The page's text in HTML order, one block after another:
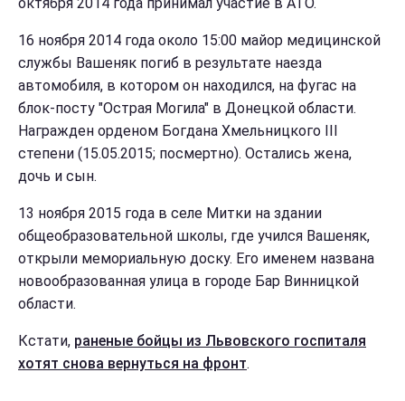
16 ноября 2014 года около 15:00 майор медицинской
службы Вашеняк погиб в результате наезда
автомобиля, в котором он находился, на фугас на
блок-посту "Острая Могила" в Донецкой области.
Награжден орденом Богдана Хмельницкого III
степени (15.05.2015; посмертно). Остались жена,
дочь и сын.
13 ноября 2015 года в селе Митки на здании
общеобразовательной школы, где учился Вашеняк,
открыли мемориальную доску. Его именем названа
новообразованная улица в городе Бар Винницкой
области.
Кстати, раненые бойцы из Львовского госпиталя
хотят снова вернуться на фронт.